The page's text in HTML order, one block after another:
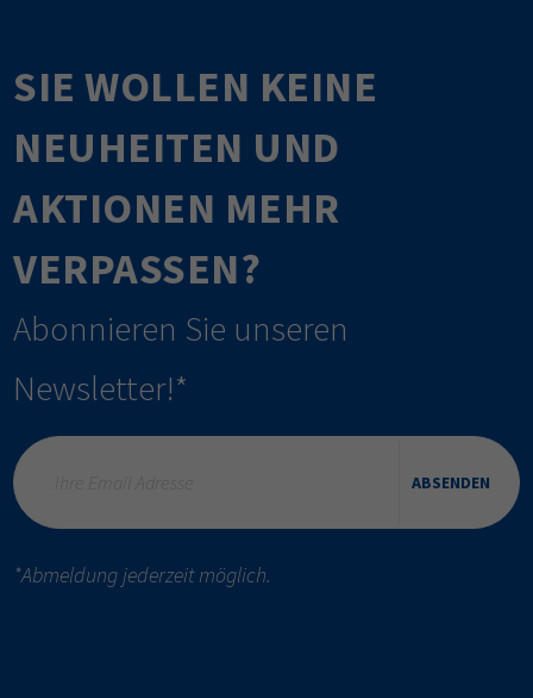
SIE WOLLEN KEINE
NEUHEITEN UND
AKTIONEN MEHR
VERPASSEN?
Abonnieren Sie unseren
Newsletter!*
ABSENDEN
*Abmeldung jederzeit möglich.